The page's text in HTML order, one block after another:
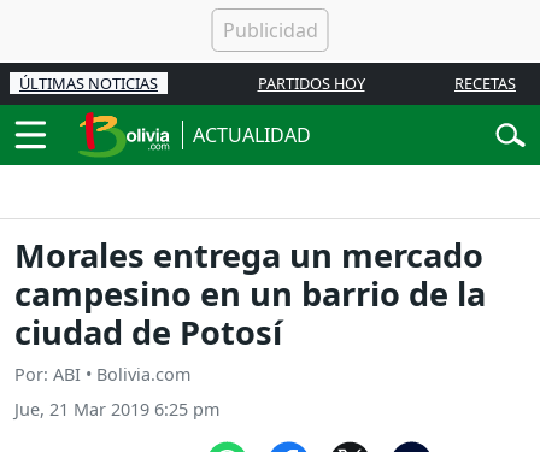
ÚLTIMAS NOTICIAS PARTIDOS HOY RECETAS
ACTUALIDAD
Morales entrega un mercado
campesino en un barrio de la
ciudad de Potosí
Por: ABI • Bolivia.com
Jue, 21 Mar 2019 6:25 pm